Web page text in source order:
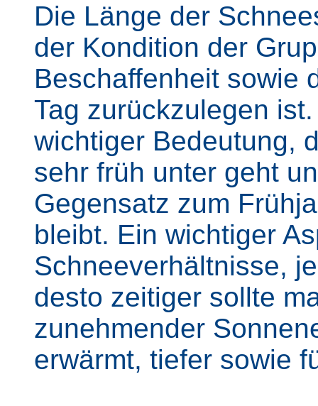
Die Länge der
der Kondition der
Beschaffenheit sowie
Tag zurückzulegen
wichtiger Bedeutung,
sehr früh unter geht
Gegensatz zum
bleibt. Ein wichtiger
Schneeverhältnisse,
desto zeitiger sollte
zunehmender
erwärmt, tiefer sowie